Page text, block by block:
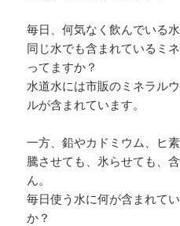
毎日、何気なく飲んでいる水
同じ水でも含まれているミ
ってますか？
水道水には市販のミネラル
ルが含まれています。
一方、鉛やカドミウム、ヒ
騰させても、氷らせても、
ん。
毎日使う水に何が含まれて
か？